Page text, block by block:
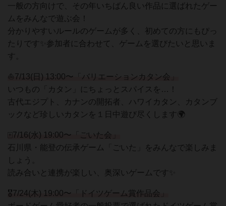
一般の方向けで、その年いちばん良い作品に選ばれたゲー
ムをみんなで遊ぶ会！
分かりやすいルールのゲームが多く、初めての方にもぴっ
たりです✨参加者に合わせて、ゲームを選びたいと思いま
す。
⛵7/13(日) 13:00〜「バリエーションカタン会」
いつもの「カタン」にちょっとスパイスを…！
古代エジプト、カナンの開拓者、ハワイカタン、カタンブ
ックなど珍しいカタンを１日中遊び尽くします🌍
🀄7/16(水) 19:00〜「ごいた会」
石川県・能登の伝承ゲーム「ごいた」をみんなで楽しみま
しょう。
読み合いと連携が楽しい、奥深いゲームです✨
🎖️7/24(木) 19:00〜「ドイツゲーム賞作品会」